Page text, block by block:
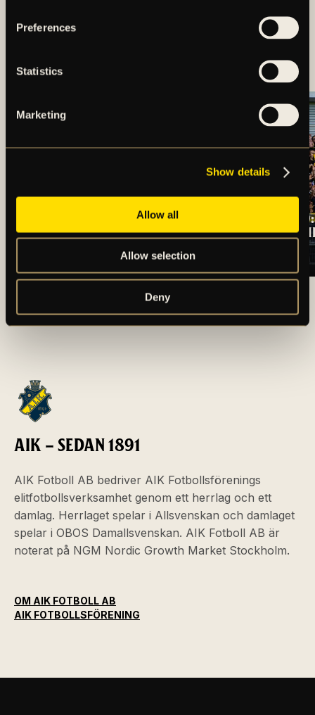
Preferences
Statistics
Marketing
Show details
Allow all
Allow selection
Deny
NY
TILL AIK FOTBOLL
BORTARESEINFO:
ÖRGRYTE IS –
ARTIKLAR OCH NYHETER
AIK – SEDAN 1891
AIK Fotboll AB bedriver AIK Fotbollsförenings
elitfotbollsverksamhet genom ett herrlag och ett
damlag. Herrlaget spelar i Allsvenskan och damlaget
spelar i OBOS Damallsvenskan. AIK Fotboll AB är
noterat på NGM Nordic Growth Market Stockholm.
OM AIK FOTBOLL AB
AIK FOTBOLLSFÖRENING